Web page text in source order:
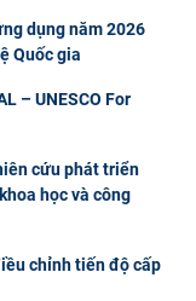
dụng năm 2026
Quốc gia
– UNESCO For
cứu phát triển
học và công
chỉnh tiến độ cấp